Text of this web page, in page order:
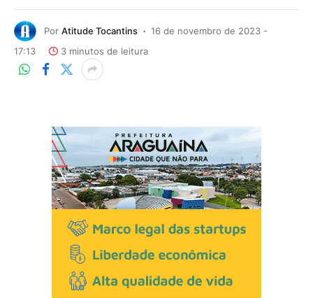
Por Atitude Tocantins
16 de novembro de 2023 -
17:13
3 minutos de leitura